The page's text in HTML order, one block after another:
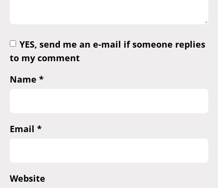
YES, send me an e-mail if someone replies
to my comment
Name *
Email *
Website